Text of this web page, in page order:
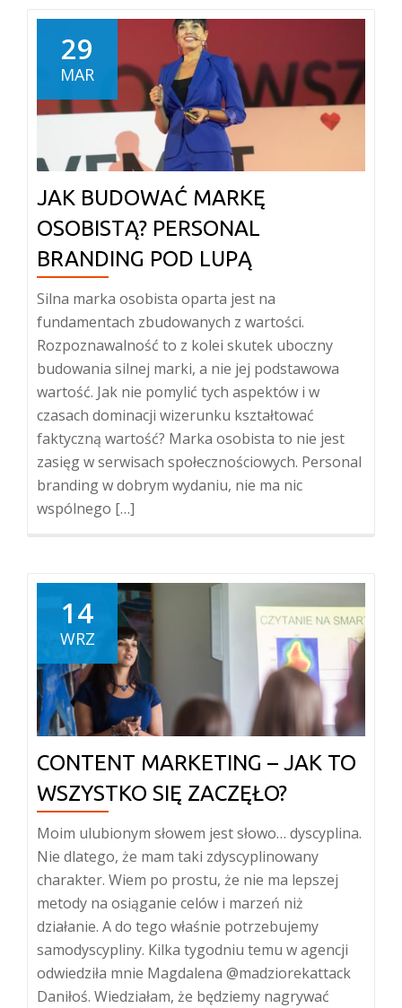
29
MAR
JAK BUDOWAĆ MARKĘ
OSOBISTĄ? PERSONAL
BRANDING POD LUPĄ
Silna marka osobista oparta jest na
fundamentach zbudowanych z wartości.
Rozpoznawalność to z kolei skutek uboczny
budowania silnej marki, a nie jej podstawowa
wartość. Jak nie pomylić tych aspektów i w
czasach dominacji wizerunku kształtować
faktyczną wartość? Marka osobista to nie jest
zasięg w serwisach społecznościowych. Personal
branding w dobrym wydaniu, nie ma nic
wspólnego […]
14
WRZ
CONTENT MARKETING – JAK TO
WSZYSTKO SIĘ ZACZĘŁO?
Moim ulubionym słowem jest słowo… dyscyplina.
Nie dlatego, że mam taki zdyscyplinowany
charakter. Wiem po prostu, że nie ma lepszej
metody na osiąganie celów i marzeń niż
działanie. A do tego właśnie potrzebujemy
samodyscypliny. Kilka tygodniu temu w agencji
odwiedziła mnie Magdalena @madziorekattack
Daniłoś. Wiedziałam, że będziemy nagrywać